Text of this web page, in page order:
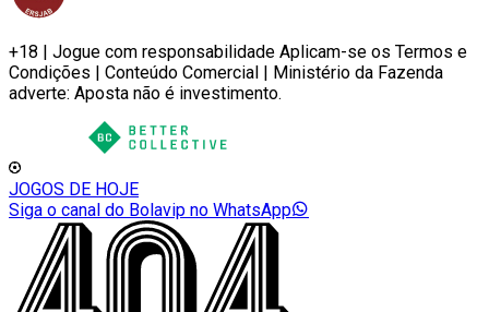
+18 | Jogue com responsabilidade Aplicam-se os Termos e
Condições | Conteúdo Comercial | Ministério da Fazenda
adverte: Aposta não é investimento.
JOGOS DE HOJE
Siga o canal do Bolavip no WhatsApp